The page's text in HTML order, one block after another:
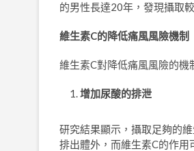
的男性長達20年，發現攝取
維生素C的降低痛風風險機制
維生素C對降低痛風風險的機
增加尿酸的排泄
研究結果顯示，攝取足夠的
排出體外，而維生素C的作用